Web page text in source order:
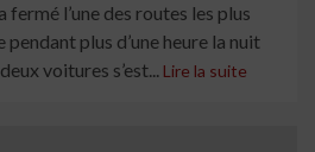
fermé l’une des routes les plus
plus d’une heure la nuit
voitures s’est... Lire la suite